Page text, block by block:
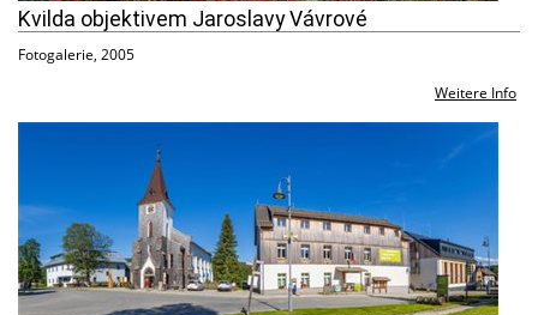
Kvilda objektivem Jaroslavy Vávrové
Fotogalerie, 2005
Weitere Info